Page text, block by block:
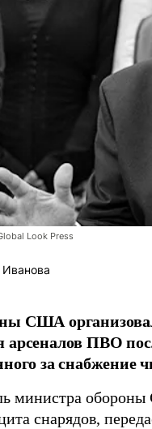
Look Press
США
арсеналов ПВО
за снабжение
министра
снарядов,